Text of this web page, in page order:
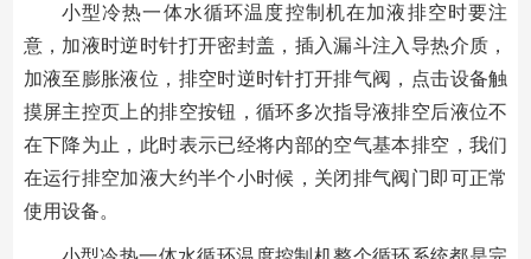
小型冷热一体水循环温度控制机在加液排空时要注
意，加液时逆时针打开密封盖，插入漏斗注入导热介质，
加液至膨胀液位，排空时逆时针打开排气阀，点击设备触
摸屏主控页上的排空按钮，循环多次指导液排空后液位不
在下降为止，此时表示已经将内部的空气基本排空，我们
在运行排空加液大约半个小时候，关闭排气阀门即可正常
使用设备。